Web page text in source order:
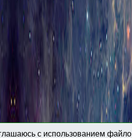
с использованием